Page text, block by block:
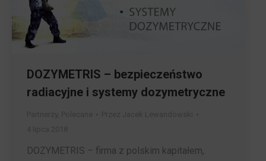
DOZYMETRIS – bezpieczeństwo
radiacyjne i systemy dozymetryczne
DOZYMETRIS – firma z polskim kapitałem,